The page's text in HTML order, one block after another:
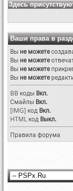
Здесь
Ваши права в
Вы не можете
Вы не можете
Вы не можете
Вы не можете
BB коды Вкл.
Смайлы Вкл.
[IMG] код Вкл.
HTML код Выкл.
Правила форума